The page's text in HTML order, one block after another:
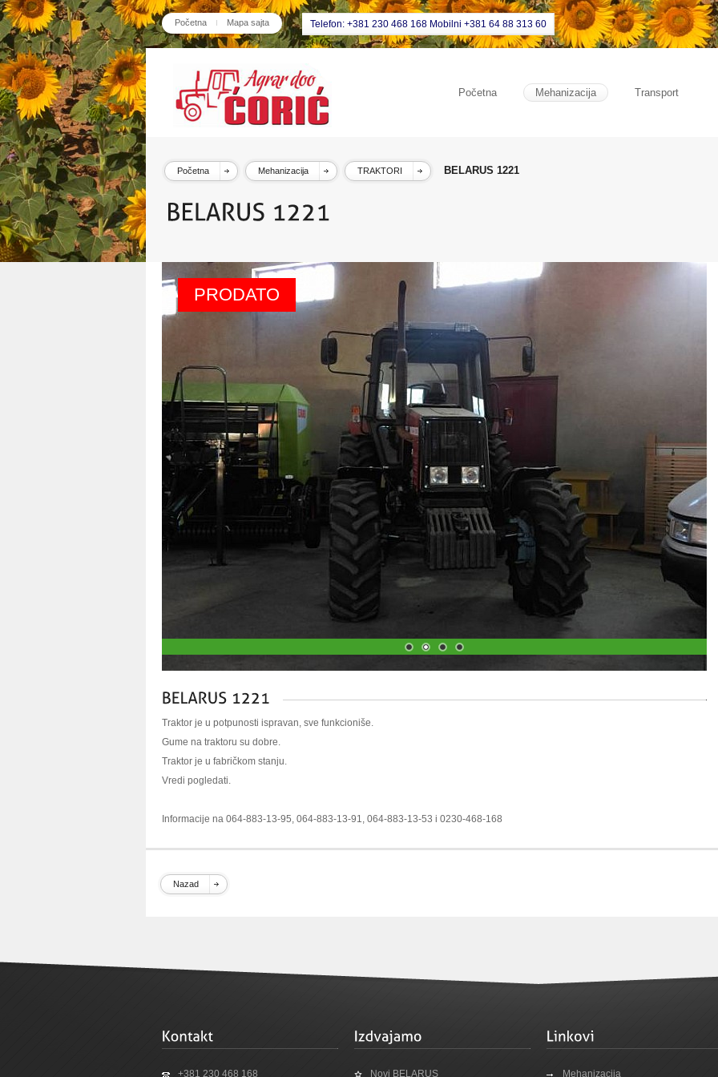
Početna Mapa sajta Telefon: +381 230 468 168 Mobilni +381 64 88 313 60
Početna Mehanizacija Transport
Početna Mehanizacija TRAKTORI BELARUS 1221
PRODATO
Traktor je u potpunosti ispravan, sve funkcioniše.
Gume na traktoru su dobre.
Traktor je u fabričkom stanju.
Vredi pogledati.
Informacije na 064-883-13-95, 064-883-13-91, 064-883-13-53 i 0230-468-168
Nazad
+381 230 468 168 Novi BELARUS Mehanizacija